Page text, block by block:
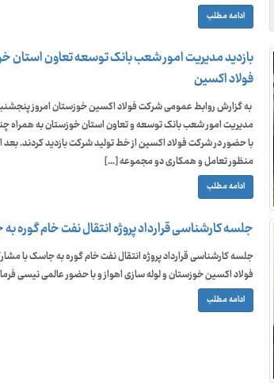
ادامه مطلب
بازدید مدیریت امور شعب بانک توسعه تعاون استان
فولاد اکسین
به گزارش روابط عمومی شرکت فولاد اکسین خوزستان امروز
مدیریت امور شعب بانک توسعه و تعاون استان خوزستان به همراه
با حضور در شرکت فولاد اکسین از خط تولید شرکت بازدید کردند. بعد
منظور تعامل و همکاری دو مجموعه […]
ادامه مطلب
جلسه کارشناسی قرارداد پروژه انتقال نفت خام گوره
جلسه کارشناسی قرارداد پروژه انتقال نفت خام گوره به جاسک با
فولاد اکسین خوزستان و لوله سازی اهواز و با حضور عالمی نیسی
ادامه مطلب